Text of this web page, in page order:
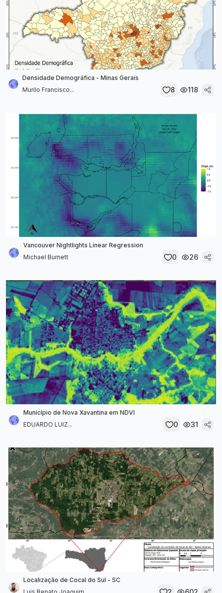
Densidade Demográfica - Minas Gerais
Murilo Francisco...
8 118
Vancouver Nightlights Linear Regression
Michael Burnett
0 26
Município de Nova Xavantina em NDVI
EDUARDO LUIZ...
0 31
Localização de Cocal do Sul - SC
Luis Renato Joaquim